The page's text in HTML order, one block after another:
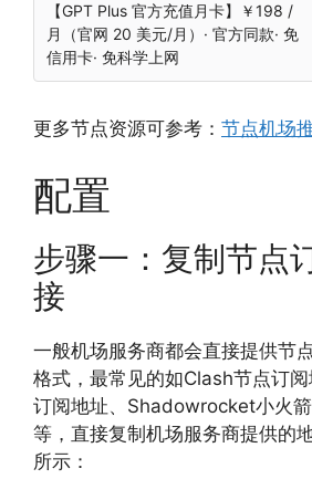
【GPT Plus 官方充值月卡】￥198 /
月（官网 20 美元/月）· 官方同款· 免
信用卡· 免科学上网
更多节点资源可参考： 节点机场
配置
步骤一：复制节点
接
一般机场服务商都会直接提供节
格式，最常见的如Clash节点订
订阅地址、Shadowrocket小火
等，直接复制机场服务商提供的
所示：